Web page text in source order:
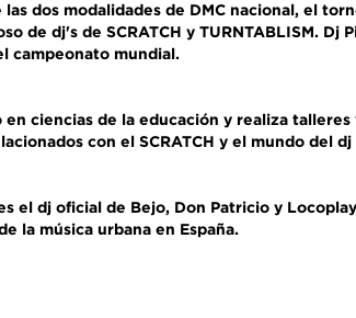
las dos modalidades de DMC nacional, el
de dj's de SCRATCH y TURNTABLISM. Dj
campeonato mundial.
en ciencias de la educación y realiza
con el SCRATCH y el mundo del
el dj oficial de Bejo, Don Patricio y
la música urbana en España.